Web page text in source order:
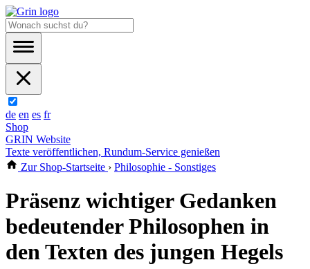
de en es fr
Shop
GRIN Website
Texte veröffentlichen, Rundum-Service genießen
Zur Shop-Startseite › Philosophie - Sonstiges
Präsenz wichtiger Gedanken
bedeutender Philosophen in
den Texten des jungen Hegels